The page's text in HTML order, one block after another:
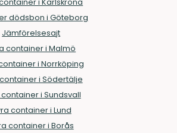
i Karlskrona
dödsbon i Göteborg
Jämförelsesajt
container i Malmö
i Norrköping
i Södertälje
i Sundsvall
container i Lund
container i Borås